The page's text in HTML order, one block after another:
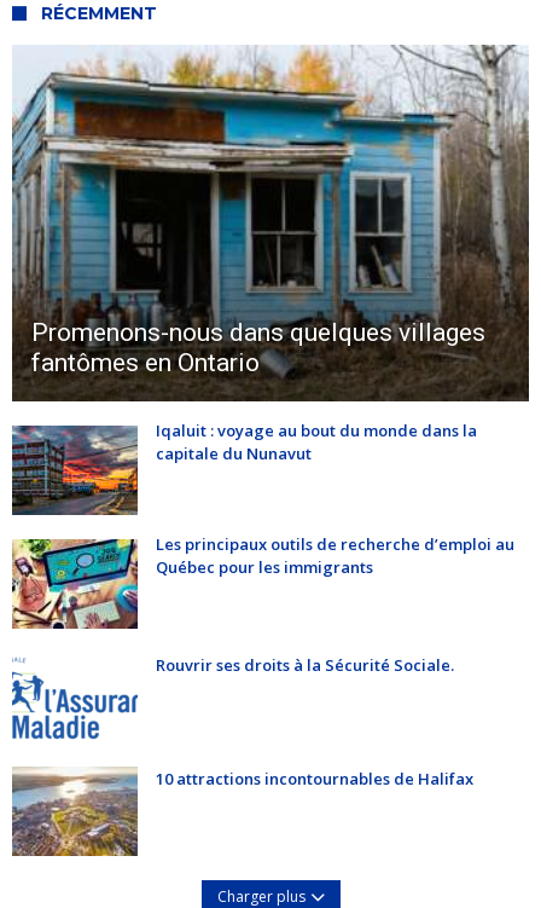
RÉCEMMENT
Promenons-nous dans quelques villages
fantômes en Ontario
Iqaluit : voyage au bout du monde dans la
capitale du Nunavut
Les principaux outils de recherche d’emploi au
Québec pour les immigrants
Rouvrir ses droits à la Sécurité Sociale.
10 attractions incontournables de Halifax
Charger plus